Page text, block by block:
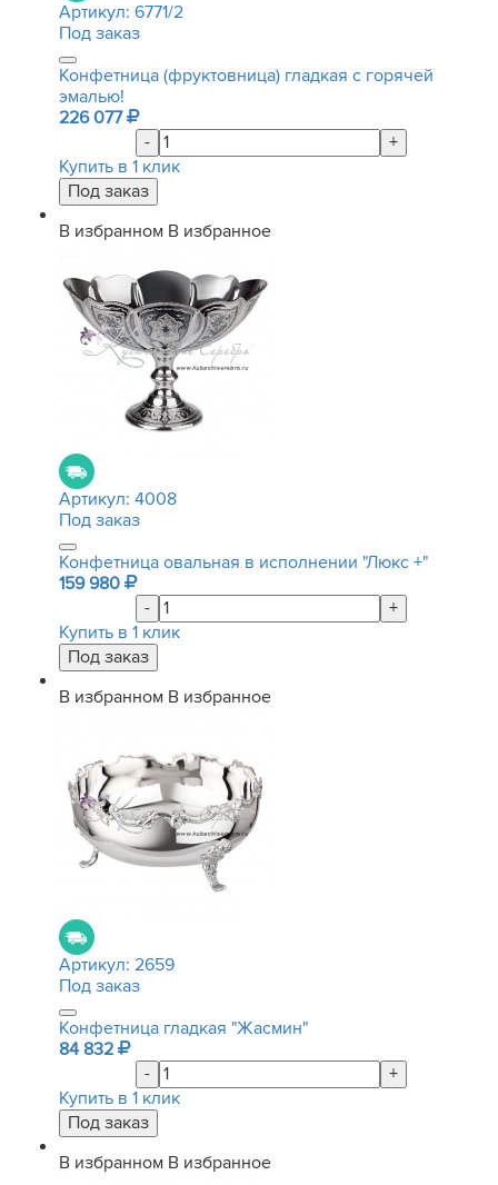
Артикул: 6771/2
Под заказ
Конфетница (фруктовница) гладкая с горячей
эмалью!
226 077
-
+
Купить в 1 клик
В избранном В избранное
Артикул: 4008
Под заказ
Конфетница овальная в исполнении "Люкс +"
159 980
-
+
Купить в 1 клик
В избранном В избранное
Артикул: 2659
Под заказ
Конфетница гладкая "Жасмин"
84 832
-
+
Купить в 1 клик
В избранном В избранное